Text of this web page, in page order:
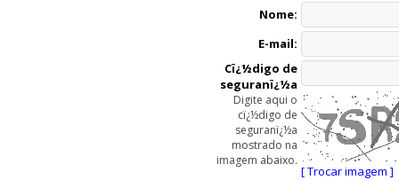
Nome:
E-mail:
Cï¿½digo de
seguranï¿½a
Digite aqui o
cï¿½digo de
seguranï¿½a
mostrado na
imagem abaixo.
[ Trocar imagem ]